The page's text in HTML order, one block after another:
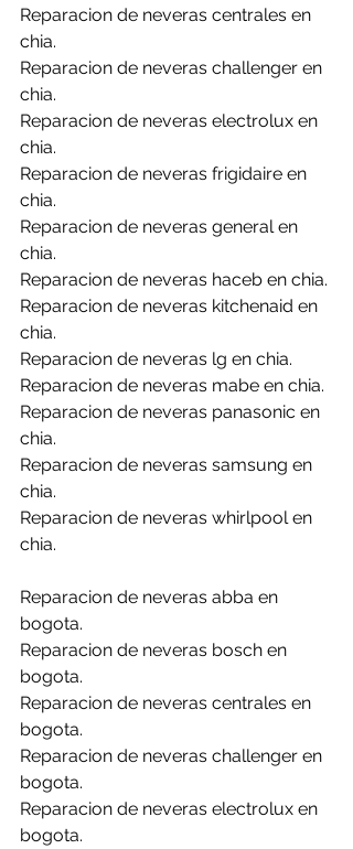
Reparacion de neveras centrales en
chia.
Reparacion de neveras challenger en
chia.
Reparacion de neveras electrolux en
chia.
Reparacion de neveras frigidaire en
chia.
Reparacion de neveras general en
chia.
Reparacion de neveras haceb en chia.
Reparacion de neveras kitchenaid en
chia.
Reparacion de neveras lg en chia.
Reparacion de neveras mabe en chia.
Reparacion de neveras panasonic en
chia.
Reparacion de neveras samsung en
chia.
Reparacion de neveras whirlpool en
chia.
Reparacion de neveras abba en
bogota.
Reparacion de neveras bosch en
bogota.
Reparacion de neveras centrales en
bogota.
Reparacion de neveras challenger en
bogota.
Reparacion de neveras electrolux en
bogota.